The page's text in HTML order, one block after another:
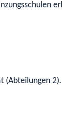
(Abteilungen 2).